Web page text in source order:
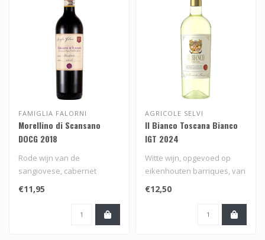
FAMIGLIA FALORNI
Morellino di Scansano
DOCG 2018
Rode wijn van de
sangiovese, cabernet
sauvignon en merlot druif
uit Scansano in..
€11,95
AGRICOLE SELVI
Il Bianco Toscana Bianco
IGT 2024
Witte wijn, opgevoed op
eikenhouten barriques, van
een blend van traminer,
trebb..
€12,50